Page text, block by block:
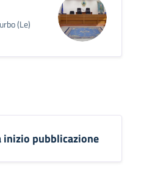
(Le)
inizio pubblicazione